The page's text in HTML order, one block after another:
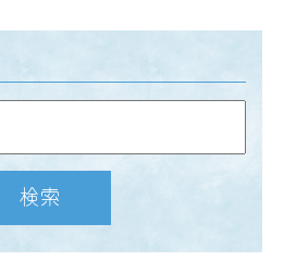
検索